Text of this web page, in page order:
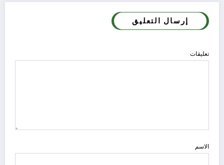
إرسال التعليق
تعليقات
الاسم